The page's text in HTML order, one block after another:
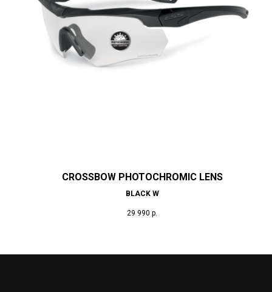
CROSSBOW PHOTOCHROMIC LENS
BLACK W
29 990 р.